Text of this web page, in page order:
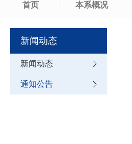
首页 本系概况
新闻动态
新闻动态
通知公告